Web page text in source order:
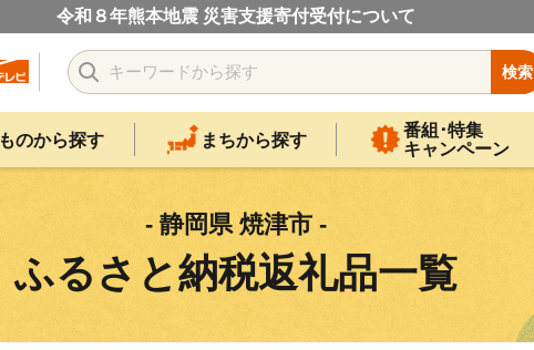
令和８年熊本地震 災害支援寄付受付について
検索
ものから探す まちから探す
番組･特集
キャンペーン
- 静岡県 焼津市 -
ふるさと納税返礼品一覧